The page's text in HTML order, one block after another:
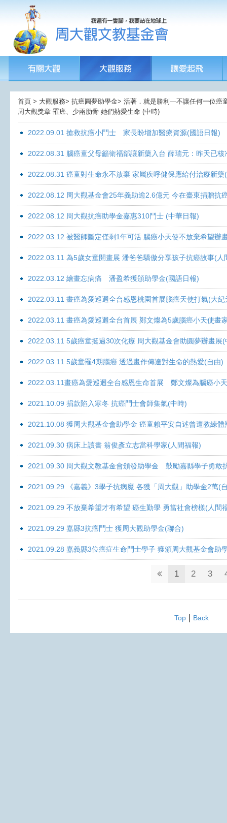
首頁 > 大觀服務> 抗癌圓夢助學金> 活著．就是勝利—不讓任何一位癌
周大觀獎章 罹癌、少兩肋骨 她們熱愛生命 (中時)
2022.09.01 搶救抗癌小鬥士 家長盼增加醫療資源(國語日報)
2022.08.31 腦癌童父母籲衛福部讓新藥入台 薛瑞元：昨天已
2022.08.31 癌童對生命永不放棄 家屬疾呼健保應給付治療新藥
2022.08.12 周大觀基金會25年義助逾2.6億元 今在臺東捐贈抗
2022.08.12 周大觀抗癌助學金嘉惠310鬥士 (中華日報)
2022.03.12 被醫師斷定僅剩1年可活 腦癌小天使不放棄希望辦
2022.03.11 為5歲女童開畫展 潘爸爸驕傲分享孩子抗癌故事(人
2022.03.12 繪畫忘病痛 潘盈希獲頒助學金(國語日報)
2022.03.11 畫癌為愛巡迴全台感恩桃園首展腦癌天使打氣(大紀
2022.03.11 畫癌為愛巡迴全台首展 鄭文燦為5歲腦癌小天使畫
2022.03.11 5歲癌童挺過30次化療 周大觀基金會助圓夢辦畫展
2022.03.11 5歲童罹4期腦癌 透過畫作傳達對生命的熱愛(自由)
2022.03.11畫癌為愛巡迴全台感恩生命首展 鄭文燦為腦癌小
2021.10.09 捐款陷入寒冬 抗癌鬥士會師集氣(中時)
2021.10.08 獲周大觀基金會助學金 癌童賴平安自述曾遭教練體
2021.09.30 病床上讀書 翁俊彥立志當科學家(人間福報)
2021.09.30 周大觀文教基金會頒發助學金 鼓勵嘉縣學子勇敢
2021.09.29 《嘉義》3學子抗病魔 各獲「周大觀」助學金2萬(
2021.09.29 不放棄希望才有希望 癌生勤學 勇當社會榜樣(人間
2021.09.29 嘉縣3抗癌鬥士 獲周大觀助學金(聯合)
2021.09.28 嘉義縣3位癌症生命鬥士學子 獲頒周大觀基金會助
1 2 3
Top| Back